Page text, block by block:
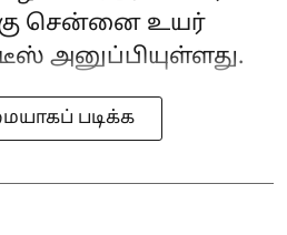
சென்னை உயர்
அனுப்பியுள்ளது.
படிக்க